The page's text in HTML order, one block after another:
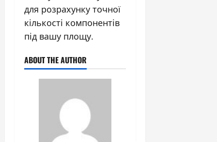
для розрахунку точної
кількості компонентів
під вашу площу.
ABOUT THE AUTHOR